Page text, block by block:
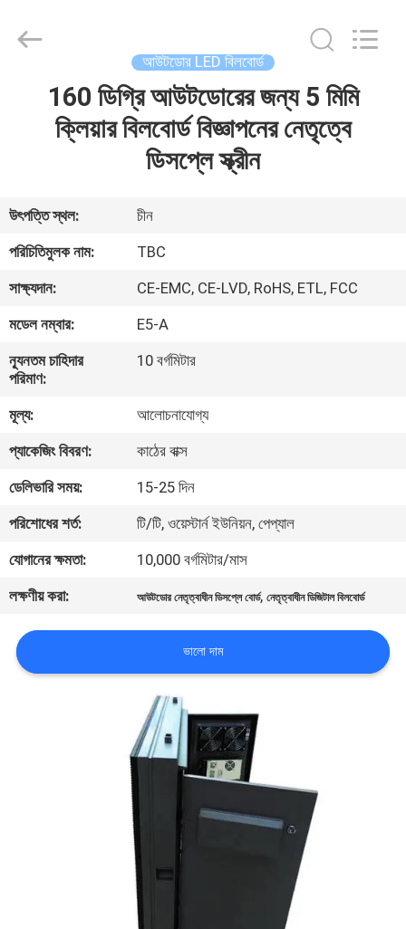
VR
প্রদর্শন
আমাদের
সম্পর্কে
কারখানা
ভ্রমণ
মান
নিয়ন্ত্রণ
খবর
সাইটম্যাপ
Limited.
আউটডোর LED বিলবোর্ড
160 ডিগ্রি আউটডোরের জন্য 5 মিমি
ক্লিয়ার বিলবোর্ড বিজ্ঞাপনের নেতৃত্বে
ডিসপ্লে স্ক্রীন
উৎপত্তি স্থল:
চীন
পরিচিতিমুলক নাম:
TBC
সাক্ষ্যদান:
CE-EMC, CE-LVD, RoHS, ETL, FCC
মডেল নম্বার:
E5-A
ন্যূনতম চাহিদার
পরিমাণ:
10 বর্গমিটার
মূল্য:
আলোচনাযোগ্য
প্যাকেজিং বিবরণ:
কাঠের বাক্স
ডেলিভারি সময়:
15-25 দিন
পরিশোধের শর্ত:
টি/টি, ওয়েস্টার্ন ইউনিয়ন, পেপ্যাল
যোগানের ক্ষমতা:
10,000 বর্গমিটার/মাস
লক্ষণীয় করা:
আউটডোর নেতৃত্বাধীন ডিসপ্লে বোর্ড,নেতৃত্বাধীন ডিজিটাল বিলবোর্ড
ভালো দাম